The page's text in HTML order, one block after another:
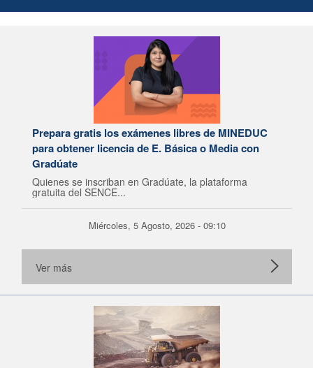
Prepara gratis los exámenes libres de MINEDUC
para obtener licencia de E. Básica o Media con
Gradúate
Quienes se inscriban en Gradúate, la plataforma
gratuita del SENCE...
Miércoles, 5 Agosto, 2026 - 09:10
Ver más